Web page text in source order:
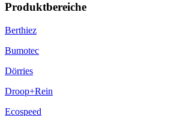
Produktbereiche
Berthiez
Bumotec
Dörries
Droop+Rein
Ecospeed